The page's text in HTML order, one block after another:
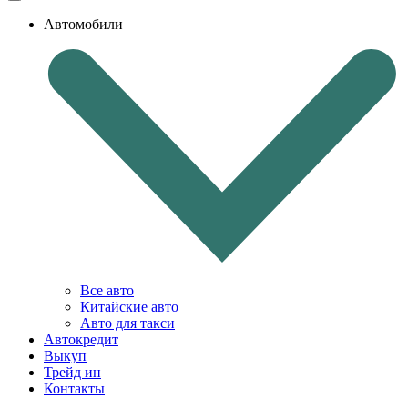
Автомобили
Все авто
Китайские авто
Авто для такси
Автокредит
Выкуп
Трейд ин
Контакты